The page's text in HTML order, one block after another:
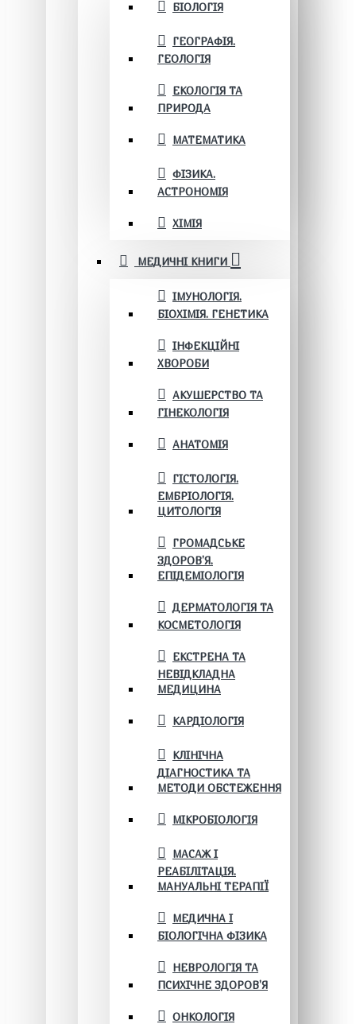
БІОЛОГІЯ
ГЕОГРАФІЯ.
ГЕОЛОГІЯ
ЕКОЛОГІЯ ТА
ПРИРОДА
МАТЕМАТИКА
ФІЗИКА.
АСТРОНОМІЯ
ХІМІЯ
МЕДИЧНІ КНИГИ
ІМУНОЛОГІЯ.
БІОХІМІЯ. ГЕНЕТИКА
ІНФЕКЦІЙНІ
ХВОРОБИ
АКУШЕРСТВО ТА
ГІНЕКОЛОГІЯ
АНАТОМІЯ
ГІСТОЛОГІЯ.
ЕМБРІОЛОГІЯ.
ЦИТОЛОГІЯ
ГРОМАДСЬКЕ
ЗДОРОВ’Я.
ЕПІДЕМІОЛОГІЯ
ДЕРМАТОЛОГІЯ ТА
КОСМЕТОЛОГІЯ
ЕКСТРЕНА ТА
НЕВІДКЛАДНА
МЕДИЦИНА
КАРДІОЛОГІЯ
КЛІНІЧНА
ДІАГНОСТИКА ТА
МЕТОДИ ОБСТЕЖЕННЯ
МІКРОБІОЛОГІЯ
МАСАЖ І
РЕАБІЛІТАЦІЯ.
МАНУАЛЬНІ ТЕРАПІЇ
МЕДИЧНА І
БІОЛОГІЧНА ФІЗИКА
НЕВРОЛОГІЯ ТА
ПСИХІЧНЕ ЗДОРОВ’Я
ОНКОЛОГІЯ